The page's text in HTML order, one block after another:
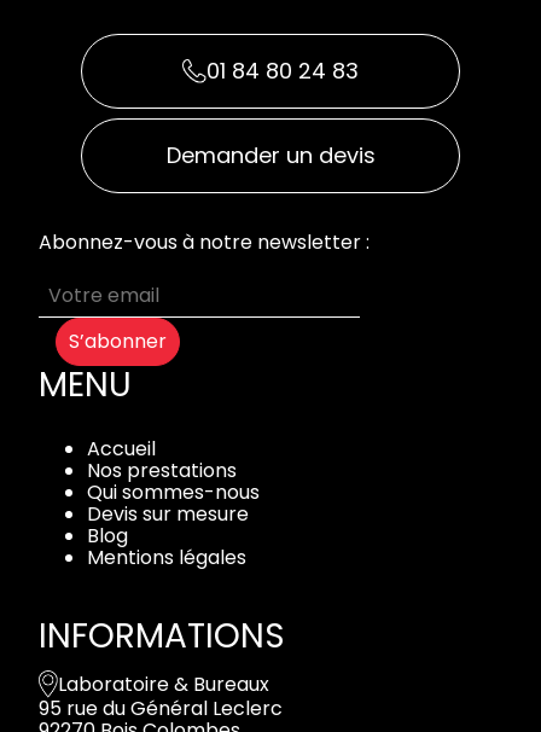
01 84 80 24 83
Demander un devis
Abonnez-vous à notre newsletter :
S’abonner
MENU
Accueil
Nos prestations
Qui sommes-nous
Devis sur mesure
Blog
Mentions légales
INFORMATIONS
Laboratoire & Bureaux
95 rue du Général Leclerc